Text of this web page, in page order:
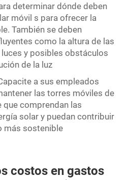
determinar dónde deben
móvil s para ofrecer la
También se deben
como la altura de las
y posibles obstáculos
de la luz
a sus empleados
las torres móviles de
que comprendan las
solar y puedan contribuir
más sostenible
costos en gastos